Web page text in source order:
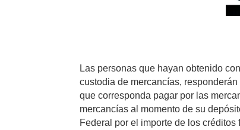
Las personas que hayan obtenido
custodia de mercancías,
que corresponda pagar por las
mercancías al momento de su
Federal por el importe de los